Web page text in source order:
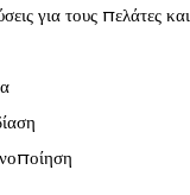
για τους πελάτες